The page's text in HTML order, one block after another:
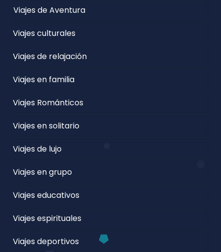
Viajes de Aventura
Viajes culturales
Viajes de relajación
Viajes en familia
Viajes Románticos
Viajes en solitario
Viajes de lujo
Viajes en grupo
Viajes educativos
Viajes espirituales
Viajes deportivos